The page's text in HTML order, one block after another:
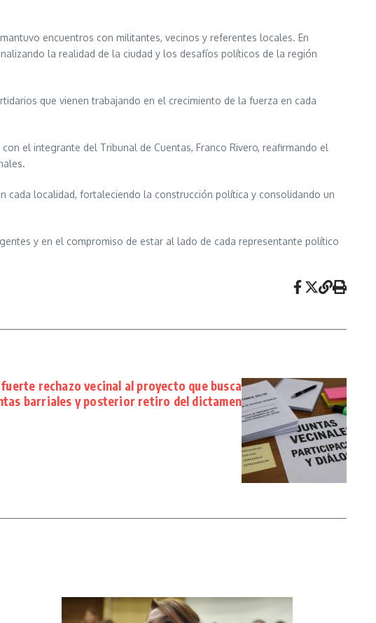
encuentros con militantes, vecinos y referentes locales. En
la realidad de la ciudad y los desafíos políticos de la región
que vienen trabajando en el crecimiento de la fuerza en cada
el integrante del Tribunal de Cuentas, Franco Rivero, reafirmando el
cada localidad, fortaleciendo la construcción política y consolidando un
y en el compromiso de estar al lado de cada representante político
rechazo vecinal al proyecto que busca
barriales y posterior retiro del dictamen